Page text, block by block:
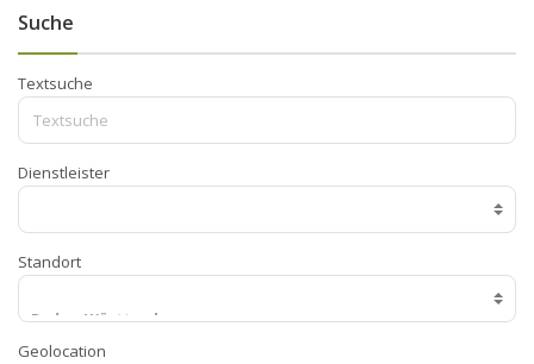
Suche
Textsuche
Dienstleister
Standort
Geolocation